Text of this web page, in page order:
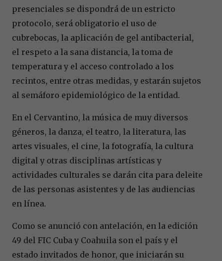
presenciales se dispondrá de un estricto
protocolo, será obligatorio el uso de
cubrebocas, la aplicación de gel antibacterial,
el respeto a la sana distancia, la toma de
temperatura y el acceso controlado a los
recintos, entre otras medidas, y estarán sujetos
al semáforo epidemiológico de la entidad.
En el Cervantino, la música de muy diversos
géneros, la danza, el teatro, la literatura, las
artes visuales, el cine, la fotografía, la cultura
digital y otras disciplinas artísticas y
actividades culturales se darán cita para deleite
de las personas asistentes y de las audiencias
en línea.
Como se anunció con antelación, en la edición
49 del FIC Cuba y Coahuila son el país y el
estado invitados de honor, que iniciarán su